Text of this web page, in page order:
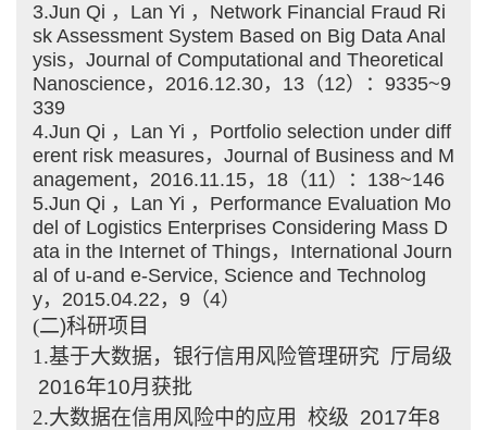
3.Jun Qi ，Lan Yi ，Network Financial Fraud Ri
sk Assessment System Based on Big Data Anal
ysis，Journal of Computational and Theoretical
Nanoscience，2016.12.30，13（12）：9335~9
339
4.Jun Qi ，Lan Yi ，Portfolio selection under diff
erent risk measures，Journal of Business and M
anagement，2016.11.15，18（11）：138~146
5.Jun Qi ，Lan Yi ，Performance Evaluation Mo
del of Logistics Enterprises Considering Mass D
ata in the Internet of Things，International Journ
al of u-and e-Service, Science and Technolog
y，2015.04.22，9（4）
(二)科研项目
1.基于大数据，银行信用风险管理研究 厅局级
2016年10月获批
2.大数据在信用风险中的应用
校级 2017年8